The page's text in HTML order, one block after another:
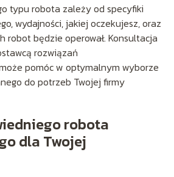
typu robota zależy od specyfiki
wydajności, jakiej oczekujesz, oraz
robot będzie operował. Konsultacja
rozwiązań
pomóc w optymalnym wyborze
do potrzeb Twojej firmy
robota
dla Twojej